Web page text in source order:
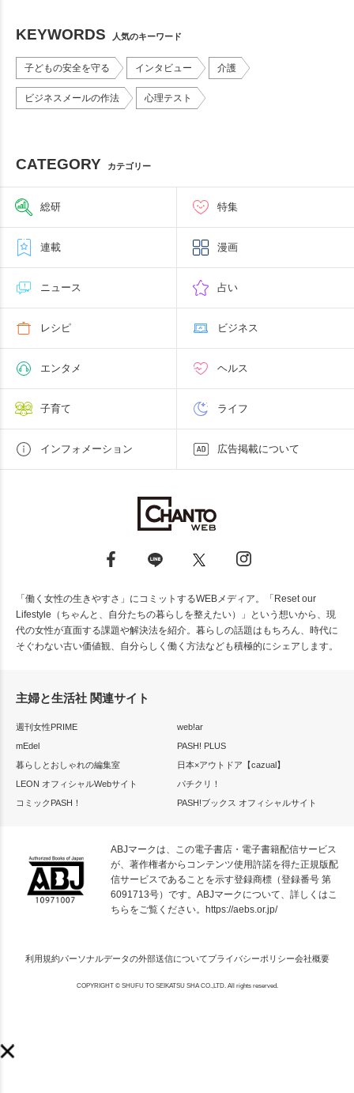
KEYWORDS 人気のキーワード
子どもの安全を守る インタビュー 介護
ビジネスメールの作法 心理テスト
CATEGORY カテゴリー
総研 特集
連載 漫画
ニュース 占い
レシピ ビジネス
エンタメ ヘルス
子育て ライフ
インフォメーション 広告掲載について
「働く女性の生きやすさ」にコミットするWEBメディア。「Reset our
Lifestyle（ちゃんと、自分たちの暮らしを整えたい）」という想いから、現
代の女性が直面する課題や解決法を紹介。暮らしの話題はもちろん、時代に
そぐわない古い価値観、自分らしく働く方法なども積極的にシェアします。
主婦と生活社 関連サイト
週刊女性PRIME
web!ar
mEdel
PASH! PLUS
暮らしとおしゃれの編集室
日本×アウトドア【cazual】
LEON オフィシャルWebサイト
パチクリ！
コミックPASH！
PASH!ブックス オフィシャルサイト
ABJマークは、この電子書店・電子書籍配信サービス
が、著作権者からコンテンツ使用許諾を得た正規版配
信サービスであることを示す登録商標（登録番号 第
6091713号）です。ABJマークについて、詳しくはこ
ちらをご覧ください。 https://aebs.or.jp/
利用規約パーソナルデータの外部送信についてプライバシーポリシー会社概要
COPYRIGHT © SHUFU TO SEIKATSU SHA CO.,LTD. All rights reserved.